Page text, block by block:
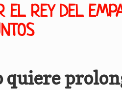
EL REY DEL
quiere